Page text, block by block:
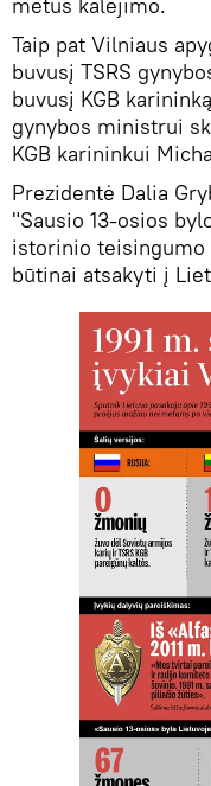
Taip pat Vilniaus
buvusį TSRS
buvusį KGB
gynybos ministrui
KGB karininkui
Prezidentė Dalia
"Sausio 13-osios
istorinio teisingumo
būtinai atsakyti į